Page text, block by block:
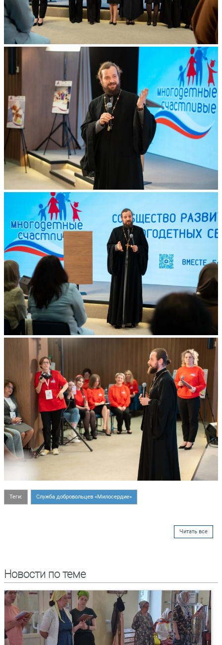
Теги: Служба добровольцев «Милосердие»
Читать все
Новости по теме